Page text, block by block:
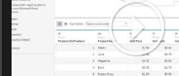
Play